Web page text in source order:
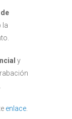
la
y
enlace